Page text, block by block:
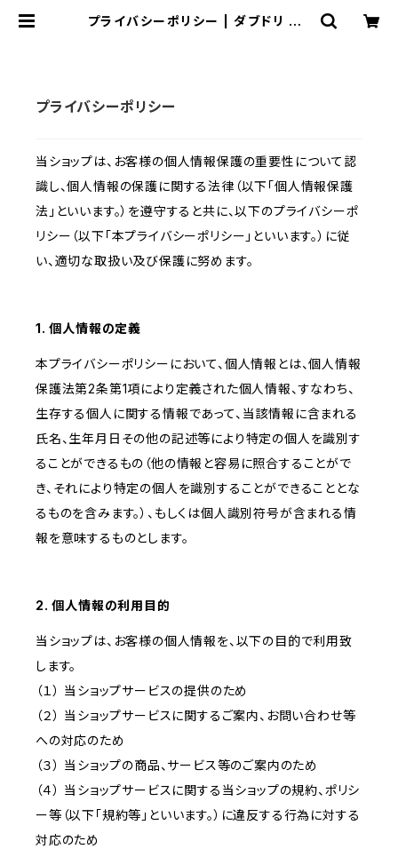
プライバシーポリシー | ダブドリ ON
プライバシーポリシー
当ショップは、お客様の個人情報保護の重要性について認
識し、個人情報の保護に関する法律（以下「個人情報保護
法」といいます。）を遵守すると共に、以下のプライバシーポ
リシー（以下「本プライバシーポリシー」といいます。）に従
い、適切な取扱い及び保護に努めます。
1. 個人情報の定義
本プライバシーポリシーにおいて、個人情報とは、個人情報
保護法第2条第1項により定義された個人情報、すなわち、
生存する個人に関する情報であって、当該情報に含まれる
氏名、生年月日その他の記述等により特定の個人を識別す
ることができるもの（他の情報と容易に照合することがで
き、それにより特定の個人を識別することができることとな
るものを含みます。）、もしくは個人識別符号が含まれる情
報を意味するものとします。
2. 個人情報の利用目的
当ショップは、お客様の個人情報を、以下の目的で利用致
します。
（１） 当ショップサービスの提供のため
（２） 当ショップサービスに関するご案内、お問い合わせ等
への対応のため
（３） 当ショップの商品、サービス等のご案内のため
（４） 当ショップサービスに関する当ショップの規約、ポリシ
ー等（以下「規約等」といいます。）に違反する行為に対する
対応のため